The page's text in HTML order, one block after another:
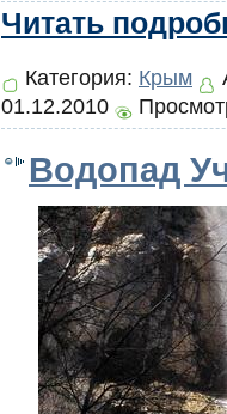
Читать
Категория: Крым
01.12.2010
Водопад